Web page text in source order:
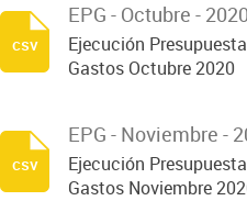
EPG - Octubre - 2020
Ejecución
Gastos Octubre 2020
csv
EPG - Noviembre -
Ejecución
Gastos Noviembre
csv